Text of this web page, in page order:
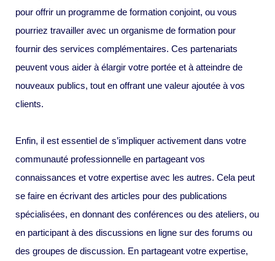
pour offrir un programme de formation conjoint, ou vous
pourriez travailler avec un organisme de formation pour
fournir des services complémentaires. Ces partenariats
peuvent vous aider à élargir votre portée et à atteindre de
nouveaux publics, tout en offrant une valeur ajoutée à vos
clients.
Enfin, il est essentiel de s’impliquer activement dans votre
communauté professionnelle en partageant vos
connaissances et votre expertise avec les autres. Cela peut
se faire en écrivant des articles pour des publications
spécialisées, en donnant des conférences ou des ateliers, ou
en participant à des discussions en ligne sur des forums ou
des groupes de discussion. En partageant votre expertise,